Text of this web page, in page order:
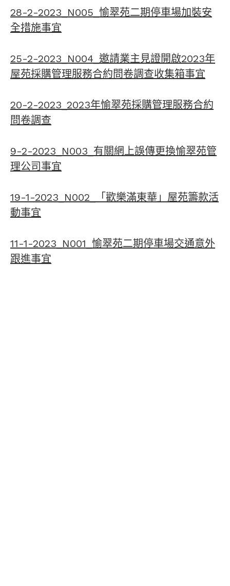
28-2-2023_N005_愉翠苑二期停車場加裝安
全措施事宜
25-2-2023_N004_邀請業主見證開啟2023年
屋苑採購管理服務合約問卷調查收集箱事宜
20-2-2023_2023年愉翠苑採購管理服務合約
問卷調查
9-2-2023_N003_有關網上誤傳更換愉翠苑管
理公司事宜
19-1-2023_N002_「歡樂滿東華」屋苑籌款活
動事宜
11-1-2023_N001_愉翠苑二期停車場交通意外
跟進事宜